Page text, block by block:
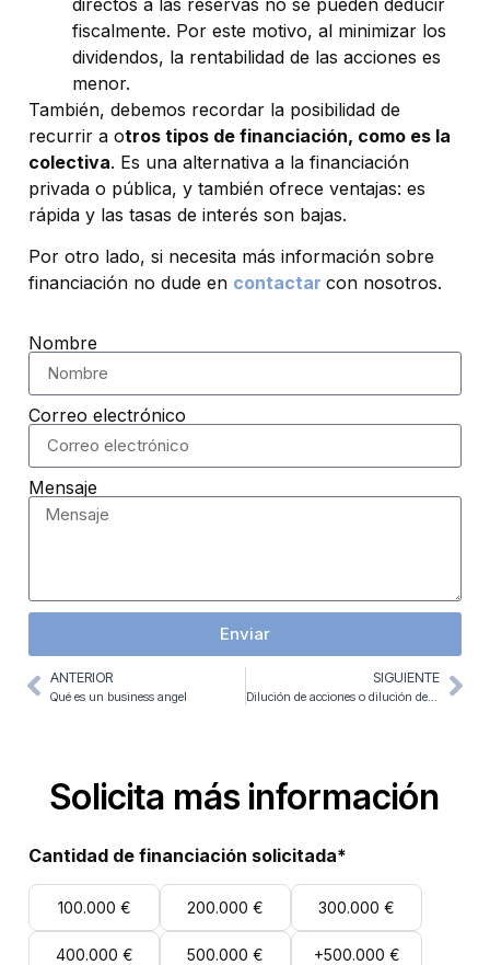
fiscalmente. Por este motivo, al minimizar los
dividendos, la rentabilidad de las acciones es
menor.
También, debemos recordar la posibilidad de
recurrir a otros tipos de financiación, como es la
colectiva. Es una alternativa a la financiación
privada o pública, y también ofrece ventajas: es
rápida y las tasas de interés son bajas.
Por otro lado, si necesita más información sobre
financiación no dude en contactar con nosotros.
Nombre
Correo electrónico
Mensaje
Enviar
ANTERIOR
Qué es un business angel
SIGUIENTE
Dilución de acciones o dilución de capital: en qué consiste
Solicita más información
Cantidad de financiación solicitada*
100.000 € 200.000 € 300.000 €
400.000 € 500.000 € +500.000 €